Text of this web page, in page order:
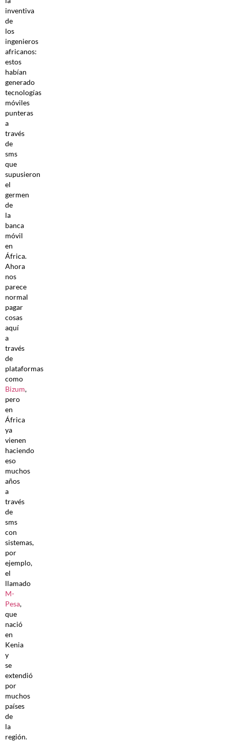
inventiva
de
los
ingenieros
africanos:
estos
habían
generado
tecnologías
móviles
punteras
a
través
de
sms
que
supusieron
el
germen
de
la
banca
móvil
en
África.
Ahora
nos
parece
normal
pagar
cosas
aquí
a
través
de
plataformas
como
Bizum,
pero
en
África
ya
vienen
haciendo
eso
muchos
años
a
través
de
sms
con
sistemas,
por
ejemplo,
el
llamado
M-
Pesa,
que
nació
en
Kenia
y
se
extendió
por
muchos
países
de
la
región.